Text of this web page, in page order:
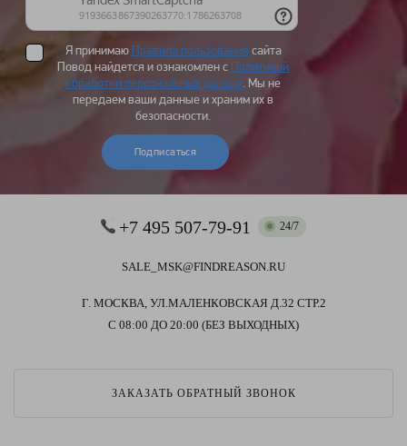
Я принимаю Правила пользования сайта
Повод найдется и ознакомлен с Политикой
обработки персональных данных. Мы не
передаем ваши данные и храним их в
безопасности.
Подписаться
+7 495 507-79-91 24/7
SALE_MSK@FINDREASON.RU
Г. МОСКВА, УЛ.МАЛЕНКОВСКАЯ Д.32 СТР.2
С 08:00 ДО 20:00 (БЕЗ ВЫХОДНЫХ)
ЗАКАЗАТЬ ОБРАТНЫЙ ЗВОНОК